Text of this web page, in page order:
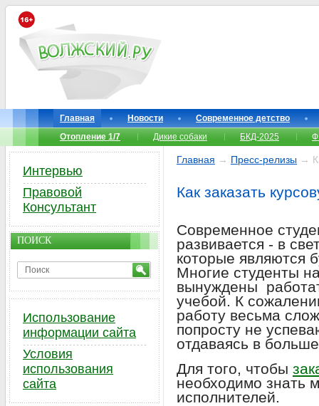
Главная Новости
Современное детство
Отопление 1/7
Дикие собаки БКД-2025
Главная → Пресс-релизы →
Как заказать
Современное
развивается - в
которые являются
Многие студенты
вынуждены
учебой. К
работу весьма
попросту не
отдаваясь в
Для того, чтобы
необходимо знать
исполнителей.
Интервью
Правовой
Консультант
ПОИСК
Использование
информации сайта
Условия
использования
сайта